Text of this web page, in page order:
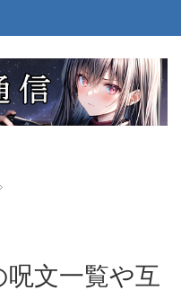
呪文一覧や互